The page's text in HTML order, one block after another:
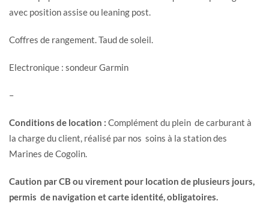
avec position assise ou leaning post.
Coffres de rangement. Taud de soleil.
Electronique : sondeur Garmin
–
Conditions de location : Complément du plein de carburant à
la charge du client, réalisé par nos soins à la station des
Marines de Cogolin.
Caution par CB ou virement pour location de plusieurs jours,
permis de navigation et carte identité, obligatoires.